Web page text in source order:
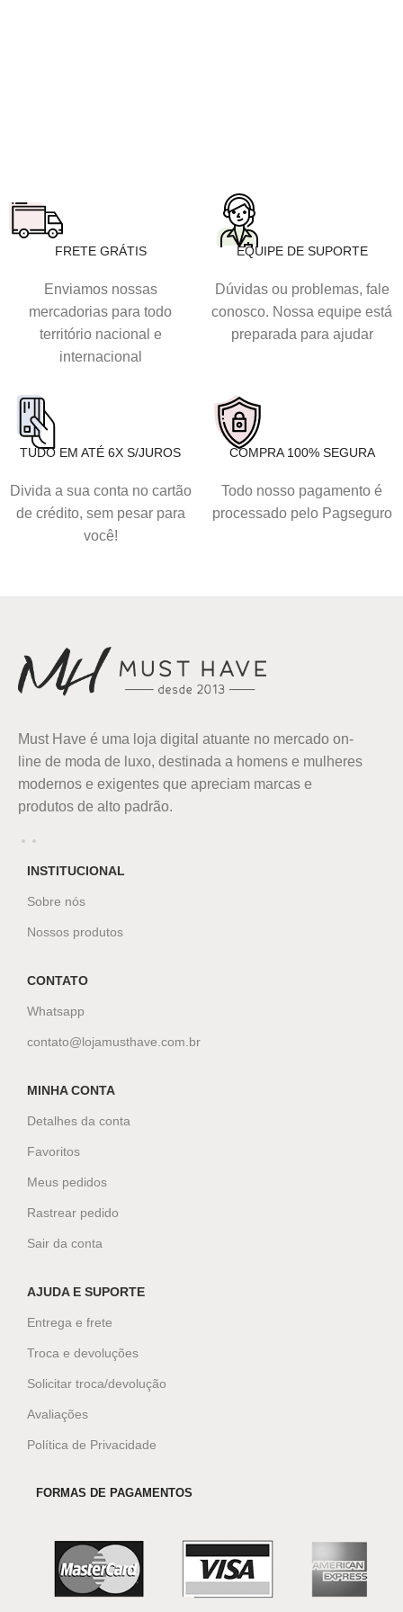
FRETE GRÁTIS
Enviamos nossas
mercadorias para todo
território nacional e
internacional
EQUIPE DE SUPORTE
Dúvidas ou problemas, fale
conosco. Nossa equipe está
preparada para ajudar
TUDO EM ATÉ 6X S/JUROS
Divida a sua conta no cartão
de crédito, sem pesar para
você!
COMPRA 100% SEGURA
Todo nosso pagamento é
processado pelo Pagseguro
Must Have é uma loja digital atuante no mercado on-
line de moda de luxo, destinada a homens e mulheres
modernos e exigentes que apreciam marcas e
produtos de alto padrão.
INSTITUCIONAL
Sobre nós
Nossos produtos
CONTATO
Whatsapp
contato@lojamusthave.com.br
MINHA CONTA
Detalhes da conta
Favoritos
Meus pedidos
Rastrear pedido
Sair da conta
AJUDA E SUPORTE
Entrega e frete
Troca e devoluções
Solicitar troca/devolução
Avaliações
Política de Privacidade
FORMAS DE PAGAMENTOS